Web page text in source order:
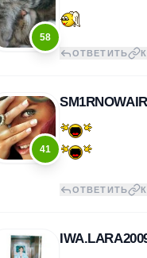
58
ОТВЕТИТЬ
41
ОТВЕТИТЬ